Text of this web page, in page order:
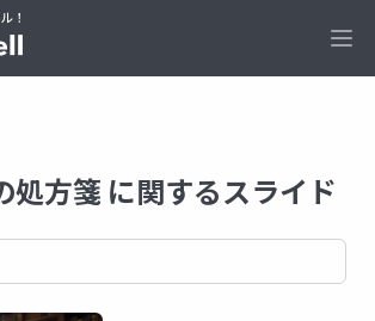
処方箋 に関するスライド